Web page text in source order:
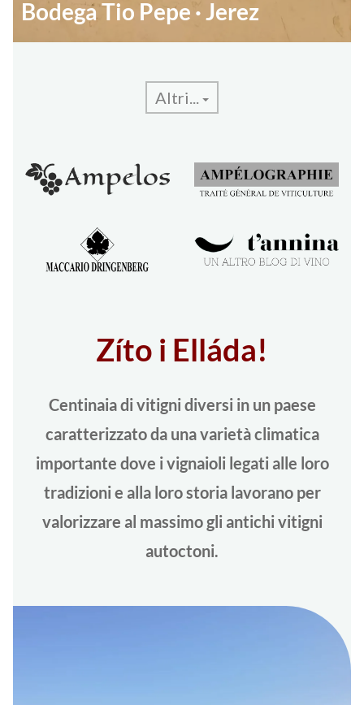
Bodega Tio Pepe · Jerez
Altri...
Zíto i Elláda!
Centinaia di vitigni diversi in un paese
caratterizzato da una varietà climatica
importante dove i vignaioli legati alle loro
tradizioni e alla loro storia lavorano per
valorizzare al massimo gli antichi vitigni
autoctoni.